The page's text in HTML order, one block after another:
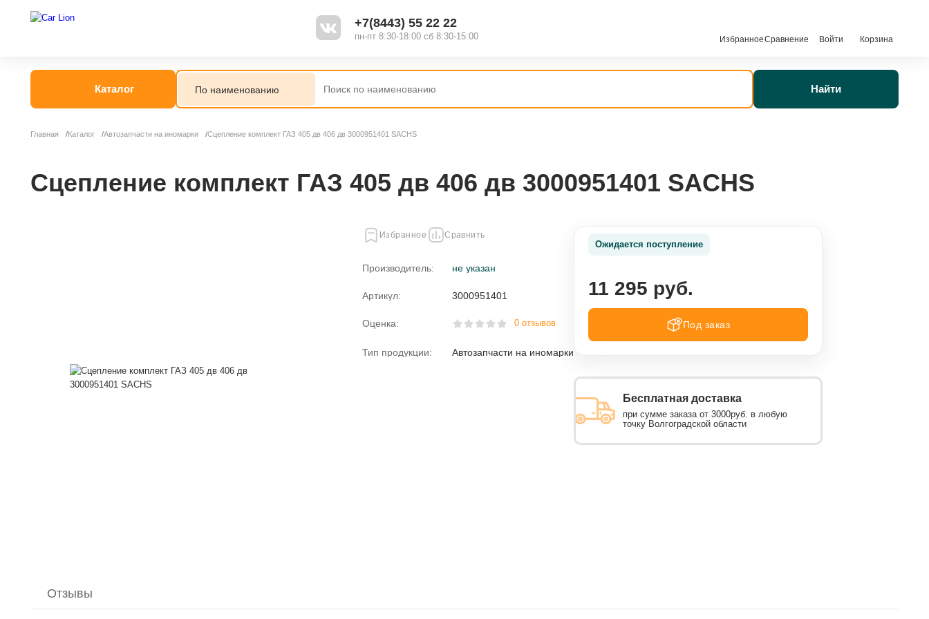
+7(8443) 55 22 22
пн-пт 8:30-18:00 сб 8:30-15:00 ИзбранноеСравнение Войти Корзина
Каталог Найти
Главная Каталог Автозапчасти на иномарки Сцепление комплект ГАЗ 405 дв 406 дв 3000951401 SACHS
Сцепление комплект ГАЗ 405 дв 406 дв 3000951401 SACHS
Избранное Сравнить
Производитель: не указан
Артикул: 3000951401
Оценка: 0 отзывов
Тип продукции: Автозапчасти на иномарки
Ожидается поступление
11 295 руб.
Под заказ
Бесплатная доставка
при сумме заказа от 3000руб. в любую
точку Волгоградской области
Отзывы